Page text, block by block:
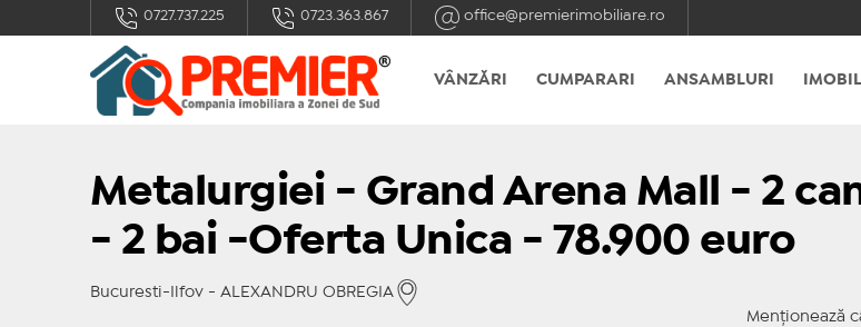
0727.737.225 0723.363.867 office@premierimobiliare.ro
VÂNZĂRI CUMPARARI ANSAMBLURI
Metalurgiei - Grand Arena Mall - 2
- 2 bai -Oferta Unica - 78.900 euro
Bucuresti-Ilfov - ALEXANDRU OBREGIA
Menționează